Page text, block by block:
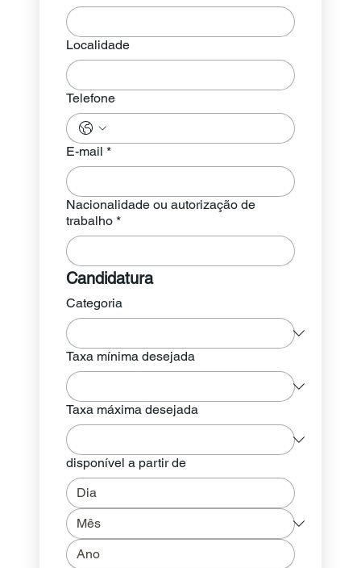
Localidade
Telefone
E-mail *
Nacionalidade ou autorização de
trabalho *
Candidatura
Categoria
Taxa mínima desejada
Taxa máxima desejada
disponível a partir de